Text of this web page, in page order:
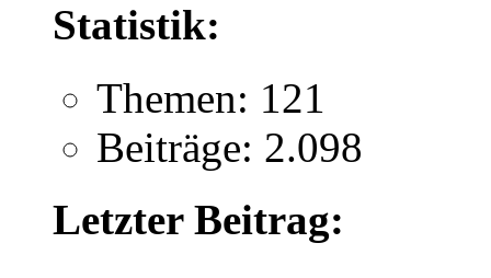
Statistik:
Themen: 121
Beiträge: 2.098
Letzter Beitrag: